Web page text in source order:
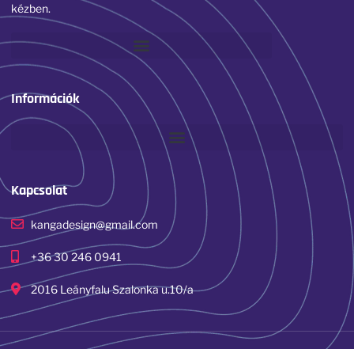
kézben.
Információk
Kapcsolat
kangadesign@gmail.com
+36 30 246 0941
2016 Leányfalu Szalonka u.10/a